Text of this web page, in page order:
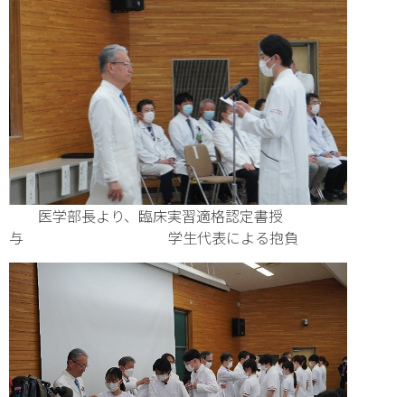
医学部長より、臨床実習適格認定書授
与 学生代表による抱負